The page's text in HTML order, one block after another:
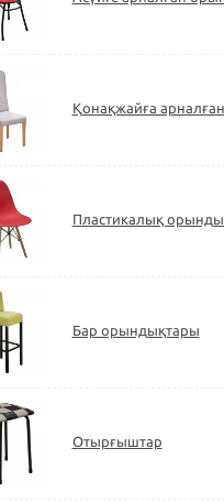
Қонақжайға
Пластикалық
Бар орындықтары
Отырғыштар